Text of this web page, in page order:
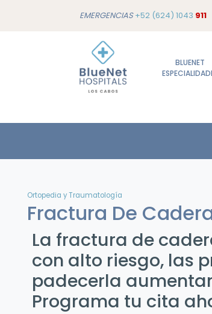
EMERGENCIAS+52 (624) 1043 911
BLUENET
Ortopedia y Traumatología
Fractura De
La fractura de
con alto riesgo, las
padecerla
Programa tu cita